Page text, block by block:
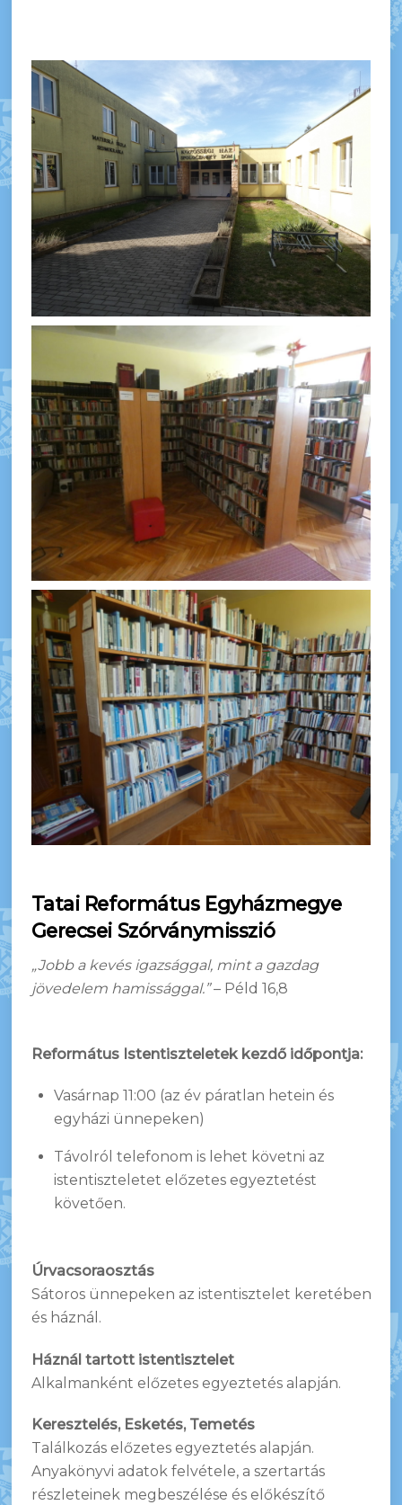
Tatai Református Egyházmegye
Gerecsei Szórványmisszió
„Jobb a kevés igazsággal, mint a gazdag
jövedelem hamissággal.”– Péld 16,8
Református Istentiszteletek kezdő időpontja:
Vasárnap 11:00 (az év páratlan hetein és
egyházi ünnepeken)
Távolról telefonom is lehet követni az
istentiszteletet előzetes egyeztetést
követően.
Úrvacsoraosztás
Sátoros ünnepeken az istentisztelet keretében
és háznál.
Háznál tartott istentisztelet
Alkalmanként előzetes egyeztetés alapján.
Keresztelés, Esketés, Temetés
Találkozás előzetes egyeztetés alapján.
Anyakönyvi adatok felvétele, a szertartás
részleteinek megbeszélése és előkészítő